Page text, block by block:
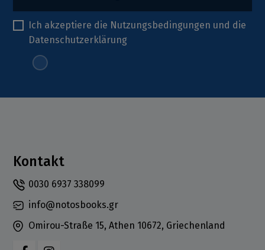
Ich akzeptiere die Nutzungsbedingungen und die
Datenschutzerklärung
Kontakt
0030 6937 338099
info@notosbooks.gr
Omirou-Straße 15, Athen 10672, Griechenland